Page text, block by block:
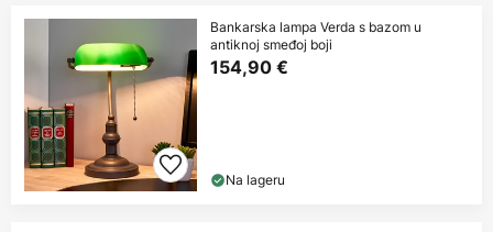
Bankarska lampa Verda s bazom u
antiknoj smeđoj boji
154,90 €
Na lageru